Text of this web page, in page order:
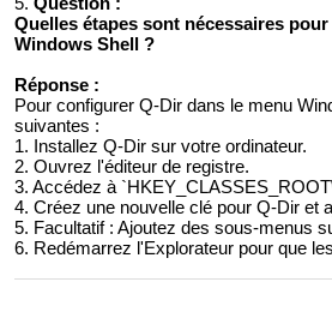
Quelles étapes sont nécessaires
Windows Shell ?
Réponse :
Pour configurer Q-Dir dans le menu
suivantes :
1. Installez Q-Dir sur votre ordinateur.
2. Ouvrez l'éditeur de registre.
3. Accédez à
4. Créez une nouvelle clé pour Q-Dir et
5. Facultatif : Ajoutez des sous-menus
6. Redémarrez l'Explorateur pour que